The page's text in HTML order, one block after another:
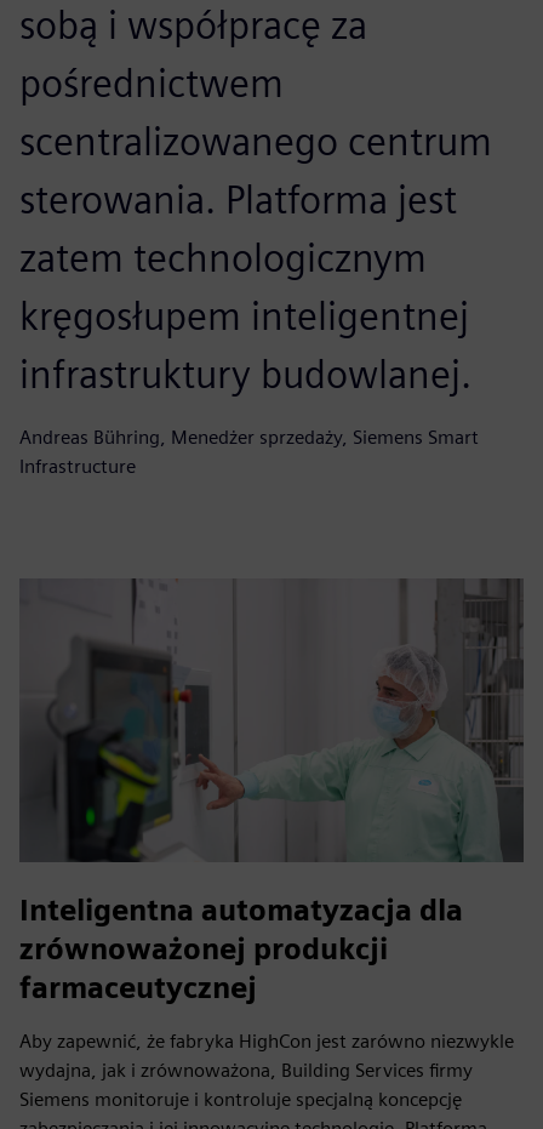
sobą i współpracę za
pośrednictwem
scentralizowanego centrum
sterowania. Platforma jest
zatem technologicznym
kręgosłupem inteligentnej
infrastruktury budowlanej.
Andreas Bühring, Menedżer sprzedaży, Siemens Smart
Infrastructure
Inteligentna automatyzacja dla
zrównoważonej produkcji
farmaceutycznej
Aby zapewnić, że fabryka HighCon jest zarówno niezwykle
wydajna, jak i zrównoważona, Building Services firmy
Siemens monitoruje i kontroluje specjalną koncepcję